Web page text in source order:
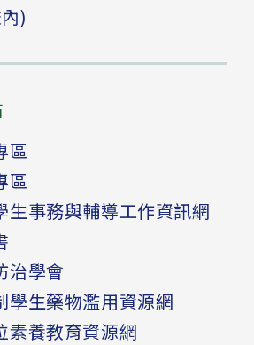
)
區
區
生事務與輔導工作資訊網
治學會
學生藥物濫用資源網
素養教育資源網